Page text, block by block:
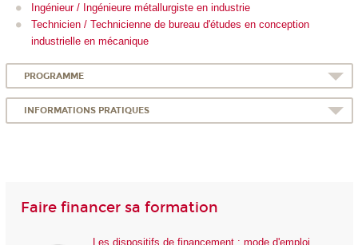
Ingénieur / Ingénieure métallurgiste en industrie
Technicien / Technicienne de bureau d'études en conception
industrielle en mécanique
PROGRAMME
INFORMATIONS PRATIQUES
Faire financer sa formation
Les dispositifs de financement : mode d'emploi